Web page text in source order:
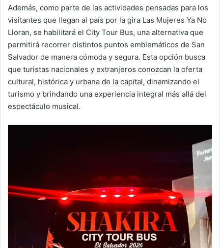
Además, como parte de las actividades pensadas para los
visitantes que llegan al país por la gira Las Mujeres Ya No
Lloran, se habilitará el City Tour Bus, una alternativa que
permitirá recorrer distintos puntos emblemáticos de San
Salvador de manera cómoda y segura. Esta opción busca
que turistas nacionales y extranjeros conozcan la oferta
cultural, histórica y urbana de la capital, dinamizando el
turismo y brindando una experiencia integral más allá del
espectáculo musical.